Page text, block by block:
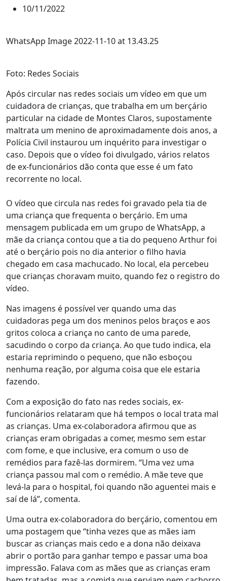
10/11/2022
WhatsApp Image 2022-11-10 at 13.43.25
Foto: Redes Sociais
Após circular nas redes sociais um vídeo em que um
cuidadora de crianças, que trabalha em um berçário
particular na cidade de Montes Claros, supostamente
maltrata um menino de aproximadamente dois anos, a
Polícia Civil instaurou um inquérito para investigar o
caso. Depois que o vídeo foi divulgado, vários relatos
de ex-funcionários dão conta que esse é um fato
recorrente no local.
O vídeo que circula nas redes foi gravado pela tia de
uma criança que frequenta o berçário. Em uma
mensagem publicada em um grupo de WhatsApp, a
mãe da criança contou que a tia do pequeno Arthur foi
até o berçário pois no dia anterior o filho havia
chegado em casa machucado. No local, ela percebeu
que crianças choravam muito, quando fez o registro do
vídeo.
Nas imagens é possível ver quando uma das
cuidadoras pega um dos meninos pelos braços e aos
gritos coloca a criança no canto de uma parede,
sacudindo o corpo da criança. Ao que tudo indica, ela
estaria reprimindo o pequeno, que não esboçou
nenhuma reação, por alguma coisa que ele estaria
fazendo.
Com a exposição do fato nas redes sociais, ex-
funcionários relataram que há tempos o local trata mal
as crianças. Uma ex-colaboradora afirmou que as
crianças eram obrigadas a comer, mesmo sem estar
com fome, e que inclusive, era comum o uso de
remédios para fazê-las dormirem. “Uma vez uma
criança passou mal com o remédio. A mãe teve que
levá-la para o hospital, foi quando não aguentei mais e
saí de lá”, comenta.
Uma outra ex-colaboradora do berçário, comentou em
uma postagem que “tinha vezes que as mães iam
buscar as crianças mais cedo e a dona não deixava
abrir o portão para ganhar tempo e passar uma boa
impressão. Falava com as mães que as crianças eram